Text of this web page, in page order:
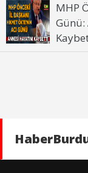
MHP
Günü: